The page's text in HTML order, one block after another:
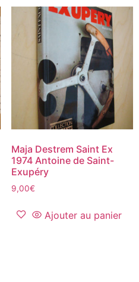
Maja Destrem Saint Ex
1974 Antoine de Saint-
Exupéry
9,00€
Ajouter au panier